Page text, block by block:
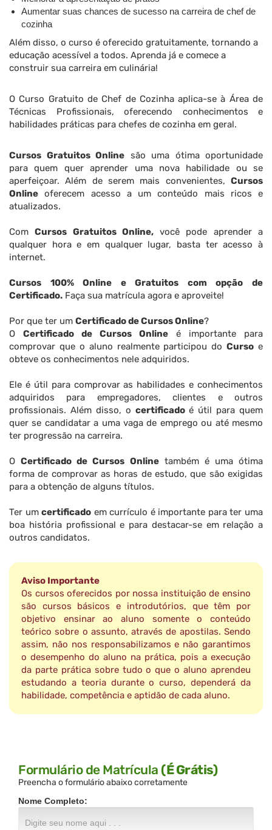
Aumentar suas chances de sucesso na carreira de chef de
cozinha
Além disso, o curso é oferecido gratuitamente, tornando a
educação acessível a todos. Aprenda já e comece a
construir sua carreira em culinária!
O Curso Gratuito de Chef de Cozinha aplica-se à Área de
Técnicas Profissionais, oferecendo conhecimentos e
habilidades práticas para chefes de cozinha em geral.
Cursos Gratuitos Online são uma ótima oportunidade
para quem quer aprender uma nova habilidade ou se
aperfeiçoar. Além de serem mais convenientes, Cursos
Online oferecem acesso a um conteúdo mais ricos e
atualizados.
ComCursos Gratuitos Online,você pode aprender a
qualquer hora e em qualquer lugar, basta ter acesso à
internet.
Cursos 100% Online e Gratuitos com opção de
Certificado. Faça sua matrícula agora e aproveite!
Por que ter um Certificado de Cursos Online?
O Certificado de Cursos Online é importante para
comprovar que o aluno realmente participou doCurso e
obteve os conhecimentos nele adquiridos.
Ele é útil para comprovar as habilidades e conhecimentos
adquiridos para empregadores, clientes e outros
profissionais. Além disso, o certificadoé útil para quem
quer se candidatar a uma vaga de emprego ou até mesmo
ter progressão na carreira.
OCertificado de Cursos Onlinetambém é uma ótima
forma de comprovar as horas de estudo, que são exigidas
para a obtenção de alguns títulos.
Ter umcertificado em currículo é importante para ter uma
boa história profissional e para destacar-se em relação a
outros candidatos.
Aviso Importante
Os cursos oferecidos por nossa instituição de ensino
são cursos básicos e introdutórios, que têm por
objetivo ensinar ao aluno somente o conteúdo
teórico sobre o assunto, através de apostilas. Sendo
assim, não nos responsabilizamos e não garantimos
o desempenho do aluno na prática, pois a execução
da parte prática sobre tudo o que o aluno aprendeu
estudando a teoria durante o curso, dependerá da
habilidade, competência e aptidão de cada aluno.
Formulário de Matrícula (É Grátis)
Preencha o formulário abaixo corretamente
Nome Completo: